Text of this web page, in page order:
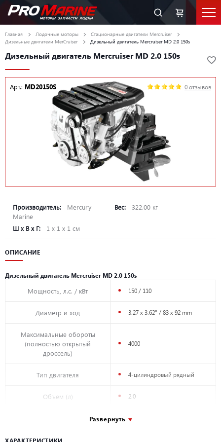
Главная Лодочные моторы
Стационарные двигатели Mercruiser
Дизельные двигатели MerCruiser
Дизельный двигатель Mercruiser MD 2.0 150s
Дизельный двигатель Mercruiser MD 2.0 150s
Арт.: MD20150S 0 отзывов
Производитель:
Mercury
Marine
Вес: 322.00 кг
Ш х В х Г: 1 х 1 х 1 см
ОПИСАНИЕ
Дизельный двигатель Mercruiser MD 2.0 150s
Мощность, л.с. / кВт 150 / 110
Диаметр и ход 3.27 x 3.62" / 83 x 92 mm
Максимальные обороты
(полностью открытый
дроссель)
4000
Тип двигателя 4-цилиндровый рядный
Объем (л) 2.0
Вес (только двигатель) 551 lbs / 250 kg
Вес (с трансмиссией)
Развернуть